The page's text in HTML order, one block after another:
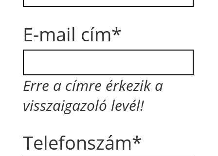
E-mail cím*
Erre a címre érkezik a
visszaigazoló levél!
Telefonszám*